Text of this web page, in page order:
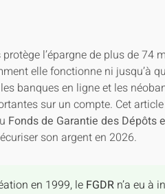
protège l’épargne de plus de 74
elle fonctionne ni jusqu’à
banques en ligne et les
sur un compte. Cet
Fonds de Garantie des Dépôts
son argent en 2026.
en 1999, le FGDR n’a eu à